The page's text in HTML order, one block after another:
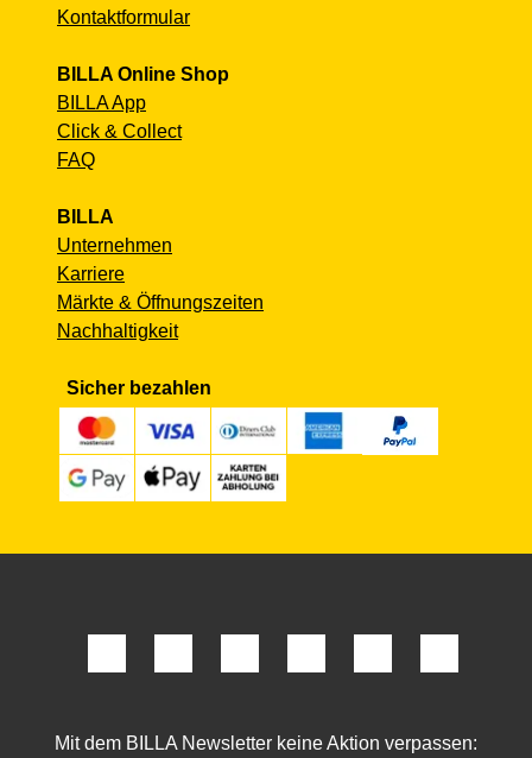
Kontaktformular
BILLA Online Shop
BILLA App
Click & Collect
FAQ
BILLA
Unternehmen
Karriere
Märkte & Öffnungszeiten
Nachhaltigkeit
Sicher bezahlen
Mit dem BILLA Newsletter keine Aktion verpassen: